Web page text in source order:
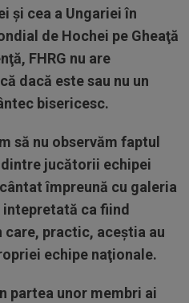
şi cea a Ungariei în
de Hochei pe Gheaţă
FHRG nu are
dacă este sau nu un
bisericesc.
să nu observăm faptul
jucătorii echipei
împreună cu galeria
intepretată ca fiind
practic, aceştia au
echipe naţionale.
partea unor membri ai